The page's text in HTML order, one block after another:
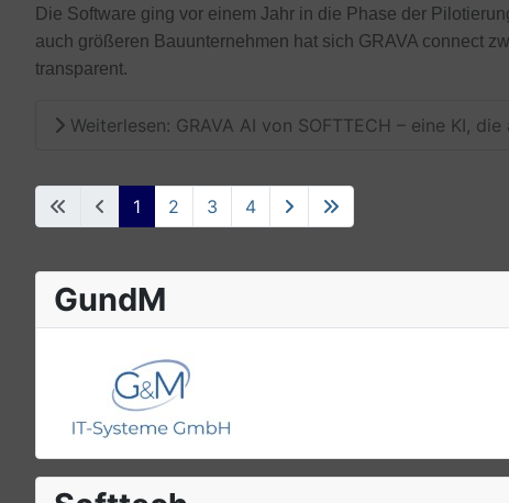
Die Software ging vor einem Jahr in die Phase der
auch größeren Bauunternehmen hat sich GRAVA connect
transparent.
Weiterlesen: GRAVA AI von SOFTTECH – eine KI,
1 2 3 4
GundM